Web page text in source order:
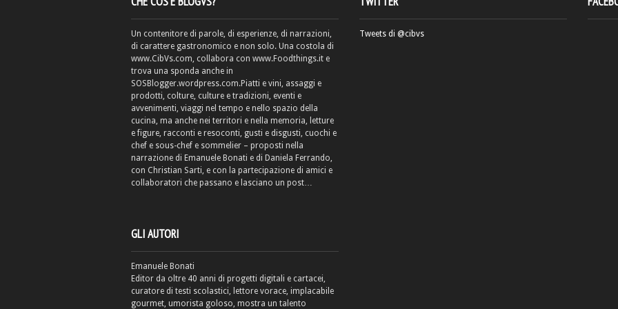
Un contenitore di parole, di esperienze, di narrazioni,
di carattere gastronomico e non solo. Una costola di
www.CibVs.com, collabora con www.Foodthings.it e
trova una sponda anche in
SOSBlogger.wordpress.com.Piatti e vini, assaggi e
prodotti, colture, culture e tradizioni, eventi e
avvenimenti, viaggi nel tempo e nello spazio della
cucina, ma anche nei territori e nella memoria, letture
e figure, racconti e resoconti, gusti e disgusti, cuochi e
chef e sous-chef e sommelier – proposti nella
narrazione di Emanuele Bonati e di Daniela Ferrando,
con Christian Sarti, e con la partecipazione di amici e
collaboratori che passano e lasciano un post…
GLI AUTORI
Emanuele Bonati
Editor da oltre 40 anni di progetti digitali e cartacei,
curatore di testi scolastici, lettore vorace, implacabile
gourmet, umorista goloso, mostra un talento
Tweets di @cibvs